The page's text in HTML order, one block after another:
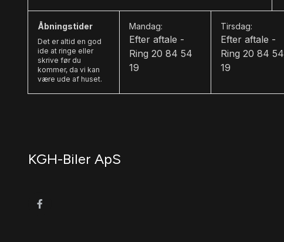
Åbningstider
Det er altid en god
ide at ringe eller
skrive før du
kommer, da vi kan
være ude af huset.
Mandag:
Efter aftale -
Ring 20 84 54
19
Tirsdag:
Efter aftale -
Ring 20 84 54
19
KGH-Biler ApS